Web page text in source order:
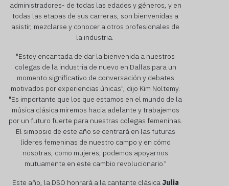
administradores- de todas las edades y géneros, y en
todas las etapas de sus carreras, son bienvenidas a
asistir, mezclarse y conocer a otros profesionales de
la industria.
"Estoy encantada de dar la bienvenida a nuestros
colegas de la industria de nuevo en Dallas para un
momento significativo de conversación y debates
motivados por experiencias únicas", dijo Kim Noltemy.
"Es importante que los que estamos en el mundo de la
música clásica miremos hacia adelante y trabajemos
por un futuro fuerte para nuestras colegas femeninas.
El simposio de este año se centrará en las futuras
líderes femeninas de nuestro campo y en cómo
nosotras, como mujeres, podemos apoyarnos
mutuamente en este cambio revolucionario."
Este año, la DSO honrará a la cantante clásicaJulia